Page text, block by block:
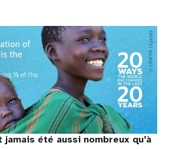
jamais été aussi nombreux qu’à